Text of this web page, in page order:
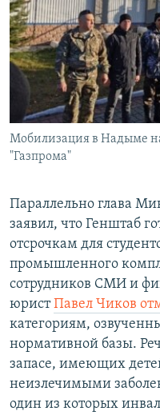
Мобилизация в Надыме
"Газпрома"
Параллельно глава
заявил, что Генштаб
отсрочкам для
промышленного
сотрудников СМИ и
юристПавел Чиков
категориям,
нормативной базы.
запасе, имеющих
неизлечимыми
один из которых